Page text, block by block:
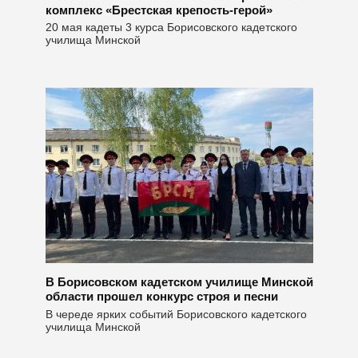
комплекс «Брестская крепость-герой»
20 мая кадеты 3 курса Борисовского кадетского
училища Минской
В Борисовском кадетском училище Минской
области прошел конкурс строя и песни
В череде ярких событий Борисовского кадетского
училища Минской